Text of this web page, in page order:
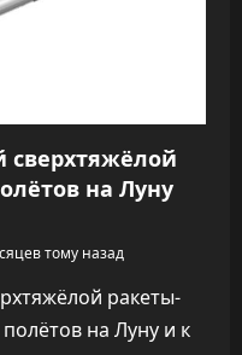
сверхтяжёлой
на Луну
тому назад
ракеты-
на Луну и к